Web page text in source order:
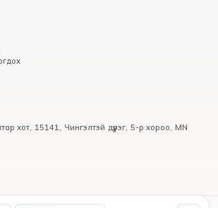
хот, 15141, Чингэлтэй дүүрэг, 5-р хороо, МN